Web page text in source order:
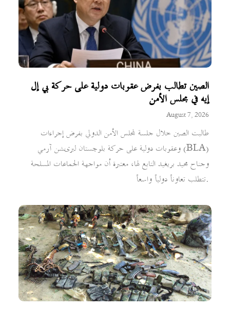
الصين تطالب بفرض عقوبات دولية على حركة بي إل
إيه في مجلس الأمن
August 7, 2026
طالبت الصين خلال جلسة لمجلس الأمن الدولي بفرض إجراءات
وعقوبات دولية على حركة بلوچستان لبریشن آرمي (BLA)
وجناح مجيد بريغيد التابع لها، معتبرة أن مواجهة الجماعات المسلحة
تتطلب تعاوناً دولياً واسعاً.